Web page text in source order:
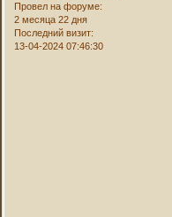
Провел на форуме:
2 месяца 22 дня
Последний визит:
13-04-2024 07:46:30